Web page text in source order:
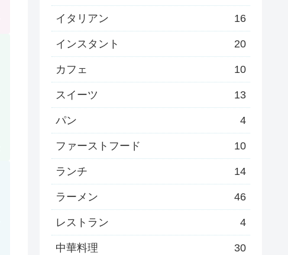
イタリアン 16
インスタント 20
カフェ 10
スイーツ 13
パン 4
ファーストフード 10
ランチ 14
ラーメン 46
レストラン 4
中華料理 30